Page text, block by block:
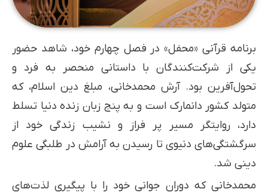
برنامه قرآنی «محفل» در فصل چهارم خود، شاهد حضور
یکی از شرکت‌کنندگان با داستانی منحصر به فرد و
تحول‌آفرین بود. آرش محمدخانی، مبلغ دین اسلام، که
متولد کشور دانمارک است و به پنج زبان زنده دنیا تسلط
دارد، روایتگر مسیر پر فراز و نشیب زندگی خود از
سرگشتگی‌های دنیوی تا رسیدن به آرامش در طلبگی علوم
دینی شد.
محمدخانی که دوران جوانی خود را با پیگیری لذت‌های